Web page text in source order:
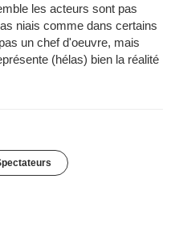
les acteurs sont pas
niais comme dans certains
un chef d'oeuvre, mais
(hélas) bien la réalité